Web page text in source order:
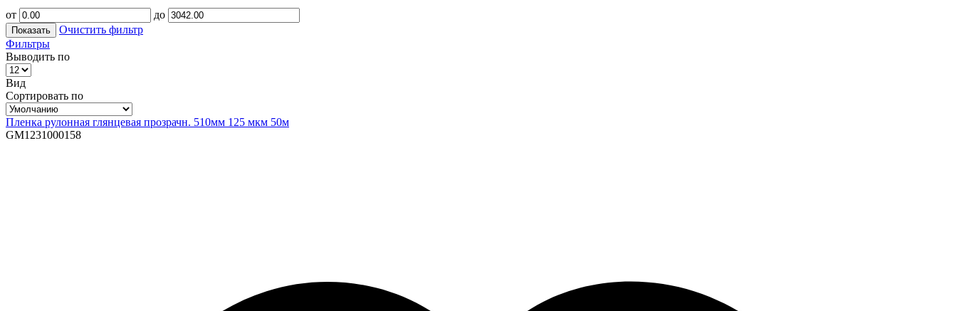
от до
Показать
Очистить фильтр
Фильтры
Выводить по
Вид
Сортировать по
Пленка рулонная глянцевая прозрачн. 510мм 125 мкм 50м
GM1231000158